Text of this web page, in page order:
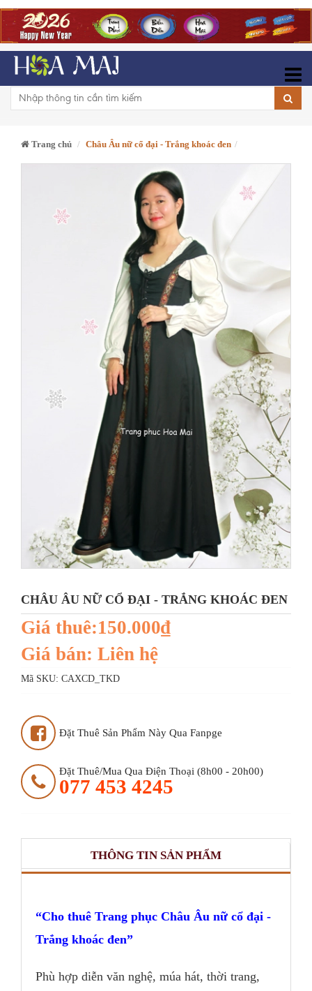
Trang chủ Châu Âu nữ cổ đại - Trắng khoác đen
CHÂU ÂU NỮ CỔ ĐẠI - TRẮNG KHOÁC ĐEN
Giá thuê:150.000₫
Giá bán: Liên hệ
Mã SKU: CAXCD_TKD
Đặt Thuê Sản Phẩm Này Qua Fanpge
Đặt Thuê/mua Qua Điện Thoại (8h00 - 20h00)
077 453 4245
THÔNG TIN SẢN PHẨM
Cho thuê Trang phục Châu Âu nữ cổ đại -
Trắng khoác đen
Phù hợp diễn văn nghệ, múa hát, thời trang,